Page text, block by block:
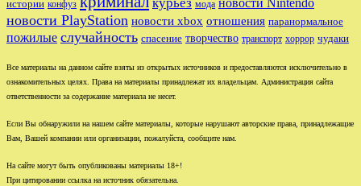
истории конфуз мода новости Nintendo
новости PlayStation новости xbox отношения паранормальное
пожилые случайность спасение творчество транспорт хоррор чудаки
Все материалы на данном сайте взяты из открытых источников и предоставляются исключительно в
ознакомительных целях. Права на материалы принадлежат их владельцам. Администрация сайта
ответственности за содержание материала не несет.
Если Вы обнаружили на нашем сайте материалы, которые нарушают авторские права, принадлежащие
Вам, Вашей компании или организации, пожалуйста, сообщите нам.
На сайте могут быть опубликованы материалы 18+!
При цитировании ссылка на источник обязательна.